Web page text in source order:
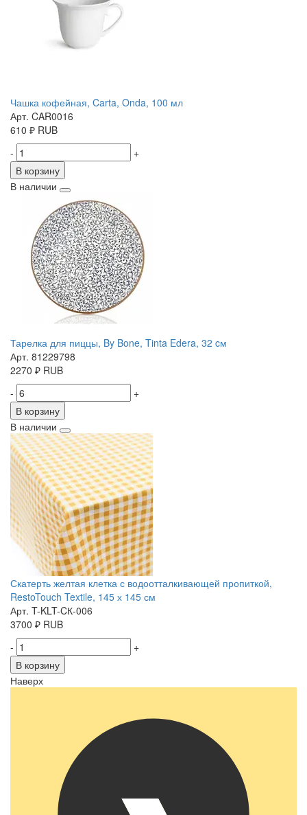
Чашка кофейная, Carta, Onda, 100 мл
Арт. CAR0016
610 ₽ RUB
-
+
В корзину
В наличии
Тарелка для пиццы, By Bone, Tinta Edera, 32 cм
Арт. 81229798
2270 ₽ RUB
-
+
В корзину
В наличии
Скатерть желтая клетка с водоотталкивающей пропиткой,
RestoTouch Textile, 145 х 145 см
Арт. T-KLT-CК-006
3700 ₽ RUB
-
+
В корзину
Наверх